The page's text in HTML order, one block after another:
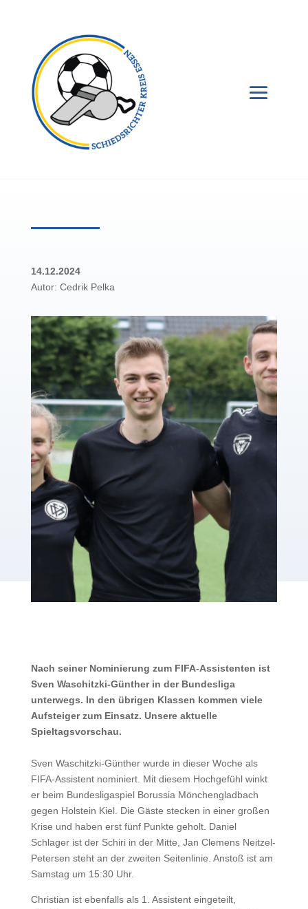
14.12.2024
Autor: Cedrik Pelka
Nach seiner Nominierung zum FIFA-Assistenten ist
Sven Waschitzki-Günther in der Bundesliga
unterwegs. In den übrigen Klassen kommen viele
Aufsteiger zum Einsatz. Unsere aktuelle
Spieltagsvorschau.
Sven Waschitzki-Günther wurde in dieser Woche als
FIFA-Assistent nominiert. Mit diesem Hochgefühl winkt
er beim Bundesligaspiel Borussia Mönchengladbach
gegen Holstein Kiel. Die Gäste stecken in einer großen
Krise und haben erst fünf Punkte geholt. Daniel
Schlager ist der Schiri in der Mitte, Jan Clemens Neitzel-
Petersen steht an der zweiten Seitenlinie. Anstoß ist am
Samstag um 15:30 Uhr.
Christian ist ebenfalls als 1. Assistent eingeteilt,